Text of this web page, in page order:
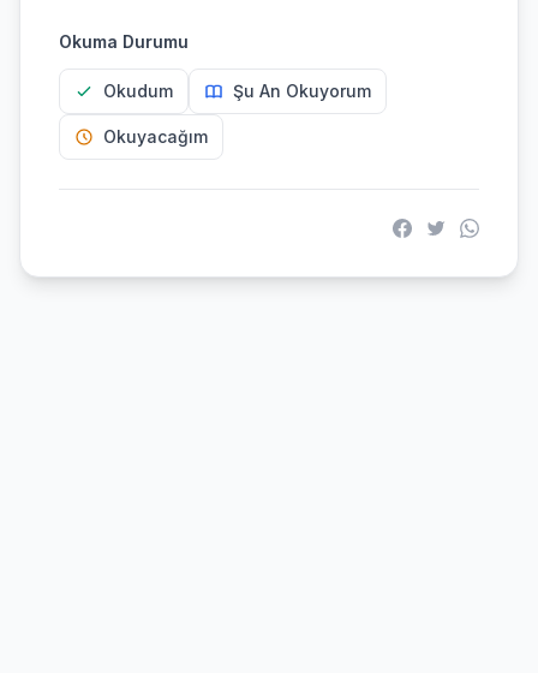
Okuma Durumu
Okudum Şu An Okuyorum
Okuyacağım